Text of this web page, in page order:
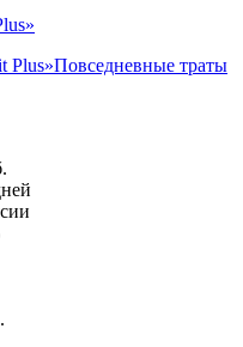
Повседневные траты